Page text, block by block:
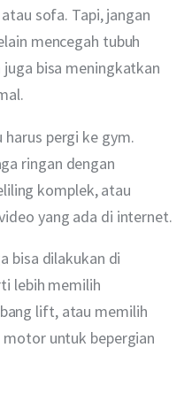
sofa. Tapi, jangan
mencegah tubuh
bisa meningkatkan
pergi ke gym.
ringan dengan
komplek, atau
yang ada di internet.
bisa dilakukan di
lebih memilih
lift, atau memilih
untuk bepergian